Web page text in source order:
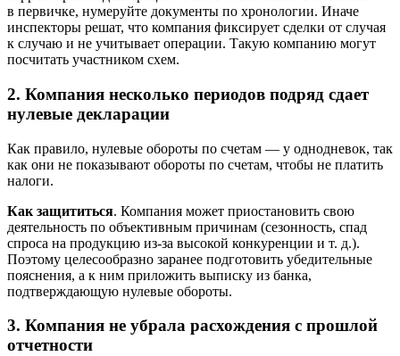
в первичке, нумеруйте документы по хронологии. Иначе
инспекторы решат, что компания фиксирует сделки от случая
к случаю и не учитывает операции. Такую компанию могут
посчитать участником схем.
2. Компания несколько периодов подряд сдает
нулевые декларации
Как правило, нулевые обороты по счетам — у однодневок, так
как они не показывают обороты по счетам, чтобы не платить
налоги.
Как защититься. Компания может приостановить свою
деятельность по объективным причинам (сезонность, спад
спроса на продукцию из-за высокой конкуренции и т. д.).
Поэтому целесообразно заранее подготовить убедительные
пояснения, а к ним приложить выписку из банка,
подтверждающую нулевые обороты.
3. Компания не убрала расхождения с прошлой
отчетности